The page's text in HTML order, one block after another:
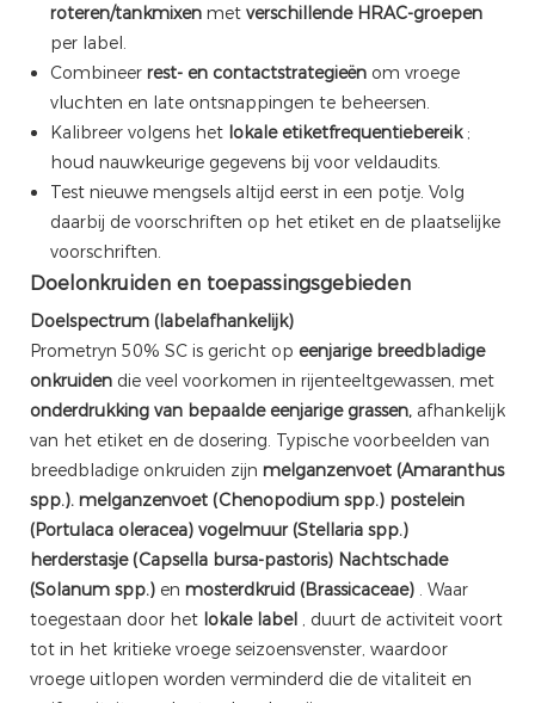
roteren/tankmixenmet verschillende HRAC-groepen
per label.
Combineer rest- en contactstrategieënom vroege
vluchten en late ontsnappingen te beheersen.
Kalibreer volgens het lokale etiketfrequentiebereik;
houd nauwkeurige gegevens bij voor veldaudits.
Test nieuwe mengsels altijd eerst in een potje. Volg
daarbij de voorschriften op het etiket en de plaatselijke
voorschriften.
Doelonkruiden en toepassingsgebieden
Doelspectrum (labelafhankelijk)
Prometryn 50% SC is gericht op eenjarige breedbladige
onkruiden die veel voorkomen in rijenteeltgewassen, met
onderdrukking van bepaalde eenjarige grassen, afhankelijk
van het etiket en de dosering. Typische voorbeelden van
breedbladige onkruiden zijn melganzenvoet (Amaranthus
spp.). melganzenvoet (Chenopodium spp.) postelein
(Portulaca oleracea) vogelmuur (Stellaria spp.)
herderstasje (Capsella bursa-pastoris) Nachtschade
(Solanum spp.) en mosterdkruid (Brassicaceae) . Waar
toegestaan ​​door het lokale label , duurt de activiteit voort
tot in het kritieke vroege seizoensvenster, waardoor
vroege uitlopen worden verminderd die de vitaliteit en